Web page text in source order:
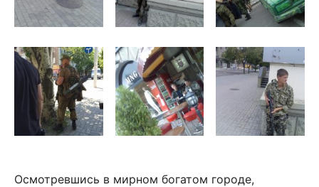
Осмотревшись в мирном богатом городе,